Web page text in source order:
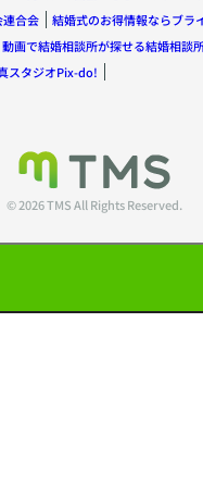
合会 結婚式のお得情報ならブラ
動画で結婚相談所が探せる結婚相談
スタジオPix-do!
© 2026 TMS All Rights Reserved.